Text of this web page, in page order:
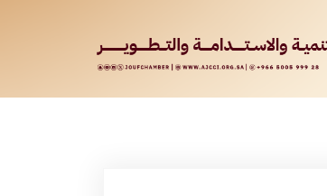
مبادرة رواد المستقبل